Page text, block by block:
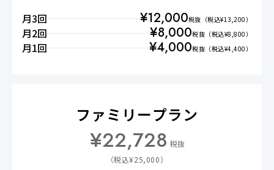
月3回 ¥12,000税抜 （税込¥13,200）
月2回 ¥8,000税抜 （税込¥8,800）
月1回 ¥4,000税抜 （税込¥4,400）
ファミリープラン
¥22,728 税抜
（税込¥25,000）